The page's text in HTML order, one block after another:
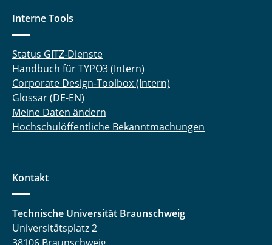
Interne Tools
Status GITZ-Dienste
Handbuch für TYPO3 (Intern)
Corporate Design-Toolbox (Intern)
Glossar (DE-EN)
Meine Daten ändern
Hochschulöffentliche Bekanntmachungen
Kontakt
Technische Universität Braunschweig
Universitätsplatz 2